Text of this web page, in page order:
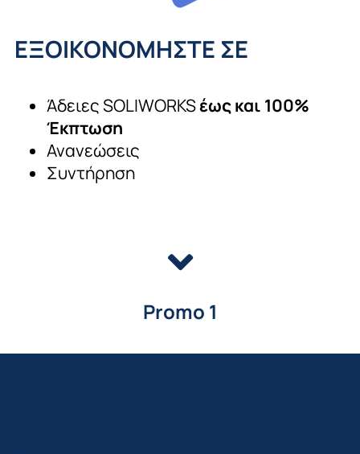
ΕΞΟΙΚΟΝΟΜΗΣΤΕ ΣΕ
Άδειες SOLIWORKSέως και 100%
Έκπτωση
Ανανεώσεις
Συντήρηση
Promo 1